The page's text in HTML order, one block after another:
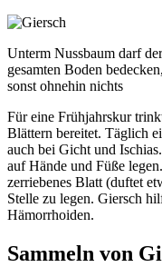
Unterm Nussbaum darf
gesamten Boden
sonst ohnehin nichts
Für eine Frühjahrskur
Blättern bereitet. Täglich
auch bei Gicht und
auf Hände und Füße
zerriebenes Blatt (duftet
Stelle zu legen. Giersch
Hämorrhoiden.
Sammeln von